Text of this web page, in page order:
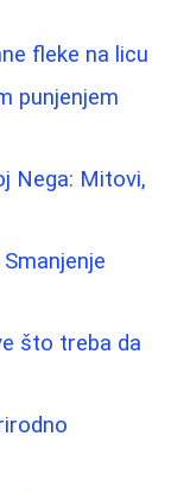
fleke na licu
punjenjem
Nega: Mitovi,
što treba da